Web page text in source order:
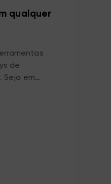
qualquer
de
Seja em
no modo
o toque
ajudando